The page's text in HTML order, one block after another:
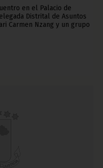
en el Palacio de
Distrital de Asuntos
Carmen Nzang y un grupo